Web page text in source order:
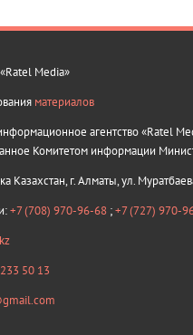
Media»
материалов
агентство «Ratel
Комитетом информации
Казахстан, г. Алматы, ул.
+7 (708) 970-96-68 ;+7 (727) 970-
50 13